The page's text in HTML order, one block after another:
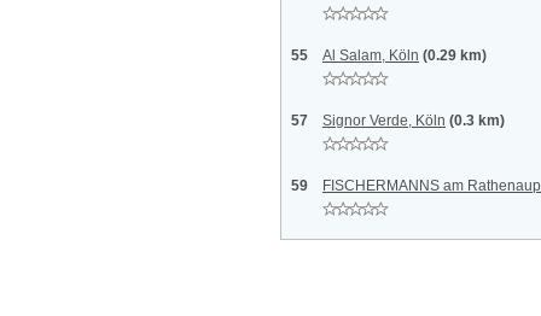
55 Al Salam, Köln (0.29 km)
57 Signor Verde, Köln (0.3 km)
59 FISCHERMANNS am